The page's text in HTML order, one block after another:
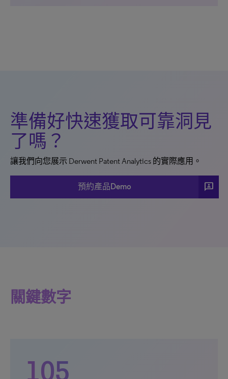
準備好快速獲取可靠洞見
了嗎？
讓我們向您展示 Derwent Patent Analytics 的實際應用。
預約產品Demo 3p
關鍵數字
105